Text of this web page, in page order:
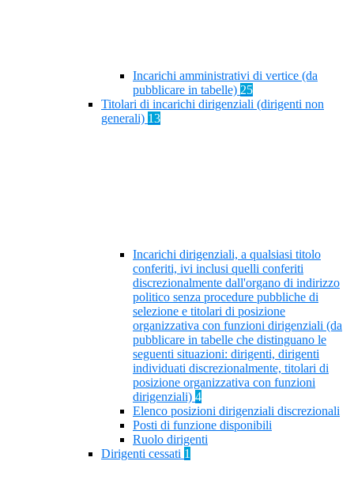
Incarichi amministrativi di vertice (da
pubblicare in tabelle) 25
Titolari di incarichi dirigenziali (dirigenti non
generali) 13
Incarichi dirigenziali, a qualsiasi titolo
conferiti, ivi inclusi quelli conferiti
discrezionalmente dall'organo di indirizzo
politico senza procedure pubbliche di
selezione e titolari di posizione
organizzativa con funzioni dirigenziali (da
pubblicare in tabelle che distinguano le
seguenti situazioni: dirigenti, dirigenti
individuati discrezionalmente, titolari di
posizione organizzativa con funzioni
dirigenziali) 4
Elenco posizioni dirigenziali discrezionali
Posti di funzione disponibili
Ruolo dirigenti
Dirigenti cessati 1